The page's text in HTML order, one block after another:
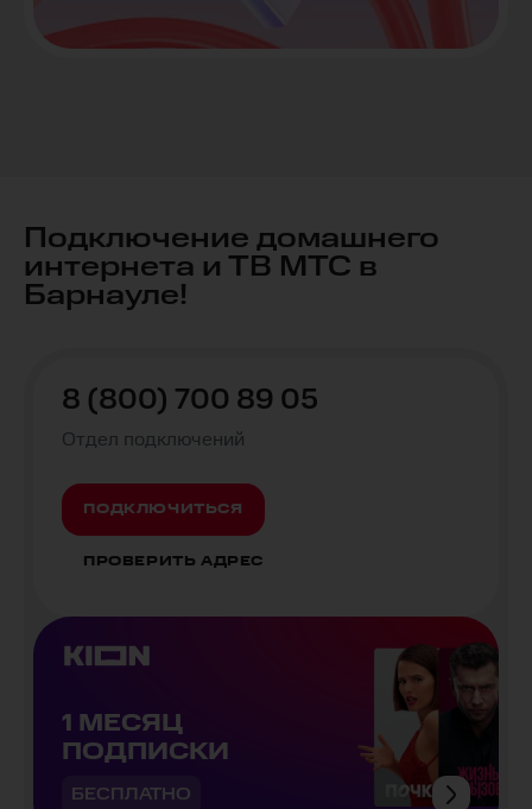
Подключение домашнего
интернета и ТВ МТС в
Барнауле!
8 (800) 700 89 05
Отдел подключений
ПОДКЛЮЧИТЬСЯ
ПРОВЕРИТЬ АДРЕС
1 МЕСЯЦ
ПОДПИСКИ
БЕСПЛАТНО